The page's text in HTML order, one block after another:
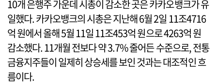
10개 은행주 가운데 시총이 감소한 곳은 카카오뱅크가 유
일했다. 카카오뱅크의 시총은 지난해 6월 2일 11조4716
억 원에서 올해 5월 11일 11조453억 원으로 4263억 원
감소했다. 11개월 전보다 약 3.7% 줄어든 수준으로, 전통
금융지주들이 일제히 상승세를 보인 것과는 대조적인 흐
름이다.